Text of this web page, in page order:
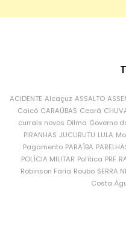
ACIDENTE Alcaçuz ASSALTO
Caicó CARAÚBAS Ceará
currais novos Dilma Governo
PIRANHAS JUCURUTU LULA
Pagamento PARAÍBA
POLÍCIA MILITAR Política PRF
Robinson Faria Roubo SERRA
Costa